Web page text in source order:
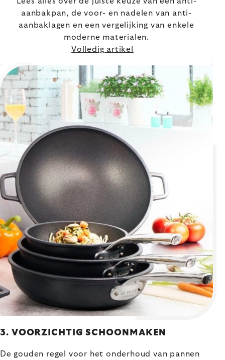
aanbakpan, de voor- en nadelen van anti-
aanbaklagen en een vergelijking van enkele
moderne materialen.
Volledig artikel
3. VOORZICHTIG SCHOONMAKEN
De gouden regel voor het onderhoud van pannen